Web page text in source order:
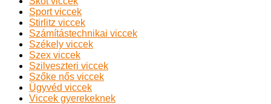
Sport viccek
Stirlitz viccek
Számítástechnikai viccek
Székely viccek
Szex viccek
Szilveszteri viccek
Szőke nős viccek
Ügyvéd viccek
Viccek gyerekeknek